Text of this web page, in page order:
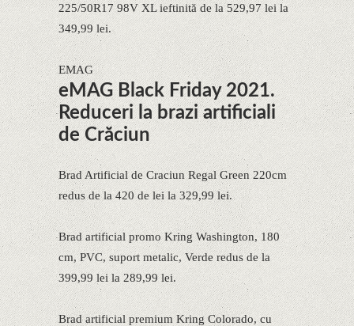
225/50R17 98V XL ieftinită de la 529,97 lei la
349,99 lei.
EMAG
eMAG Black Friday 2021.
Reduceri la brazi artificiali
de Crăciun
Brad Artificial de Craciun Regal Green 220cm
redus de la 420 de lei la 329,99 lei.
Brad artificial promo Kring Washington, 180
cm, PVC, suport metalic, Verde redus de la
399,99 lei la 289,99 lei.
Brad artificial premium Kring Colorado, cu